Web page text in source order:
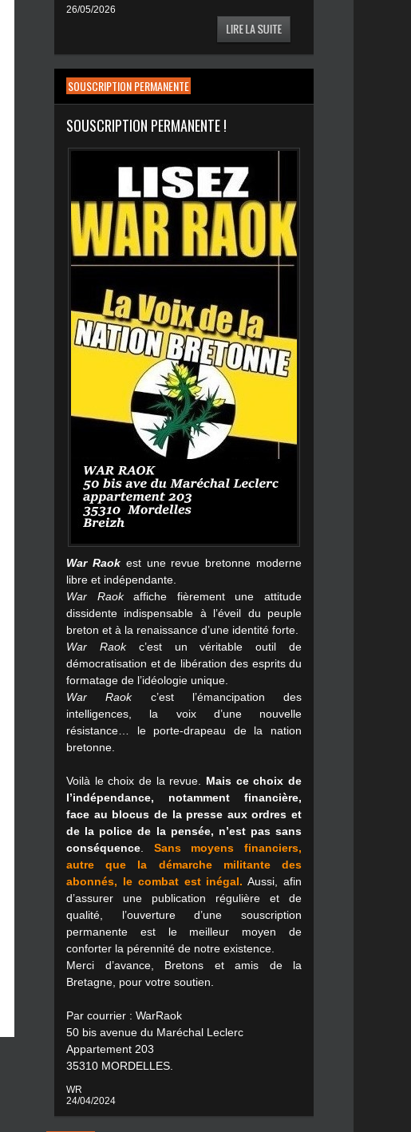
26/05/2026
SOUSCRIPTION PERMANENTE
SOUSCRIPTION PERMANENTE !
War Raok est une revue bretonne moderne
libre et indépendante.
War Raokaffiche fièrement une attitude
dissidente indispensable à l’éveil du peuple
breton et à la renaissance d’une identité forte.
War Raokc’est un véritable outil de
démocratisation et de libération des esprits du
formatage de l’idéologie unique.
War Raokc’est l’émancipation des
intelligences, la voix d’une nouvelle
résistance… le porte-drapeau de la nation
bretonne.
Voilà le choix de la revue. Mais ce choix de
l’indépendance, notamment financière,
face au blocus de la presse aux ordres et
de la police de la pensée, n’est pas sans
conséquence
Sans moyens financiers,
autre que la démarche militante des
abonnés, le combat est inégal. Aussi, afin
d’assurer une publication régulière et de
qualité, l’ouverture d’une souscription
permanente est le meilleur moyen de
conforter la pérennité de notre existence.
Merci d’avance, Bretons et amis de la
Bretagne, pour votre soutien.
Par courrier : WarRaok
50 bis avenue du Maréchal Leclerc
Appartement 203
35310 MORDELLES.
WR
24/04/2024